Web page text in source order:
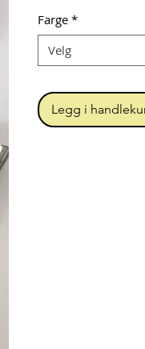
Farge *
Velg
Legg i